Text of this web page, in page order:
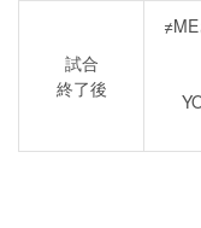
試合
終了後